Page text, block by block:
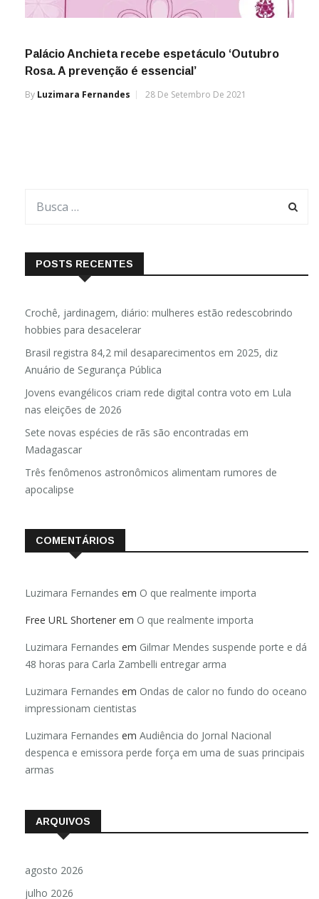
Palácio Anchieta recebe espetáculo ‘Outubro
Rosa. A prevenção é essencial’
By Luzimara Fernandes 28 De Setembro De 2021
POSTS RECENTES
Crochê, jardinagem, diário: mulheres estão redescobrindo
hobbies para desacelerar
Brasil registra 84,2 mil desaparecimentos em 2025, diz
Anuário de Segurança Pública
Jovens evangélicos criam rede digital contra voto em Lula
nas eleições de 2026
Sete novas espécies de rãs são encontradas em
Madagascar
Três fenômenos astronômicos alimentam rumores de
apocalipse
COMENTÁRIOS
Luzimara Fernandes em O que realmente importa
Free URL Shortener em O que realmente importa
Luzimara Fernandes em Gilmar Mendes suspende porte e dá
48 horas para Carla Zambelli entregar arma
Luzimara Fernandes em Ondas de calor no fundo do oceano
impressionam cientistas
Luzimara Fernandes em Audiência do Jornal Nacional
despenca e emissora perde força em uma de suas principais
armas
ARQUIVOS
agosto 2026
julho 2026